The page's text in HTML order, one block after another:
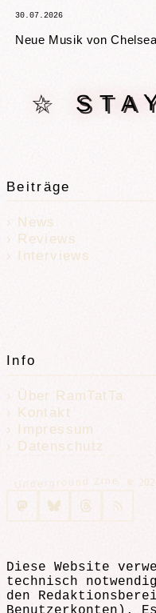
30.07.2026
Neue Musik von
☆
Beiträge
News
Reviews
Interviews
Info
Über RamTatTa
Kontakt
Impressum
Datenschutz
Underground Zine ©
Diese Website
technisch
den